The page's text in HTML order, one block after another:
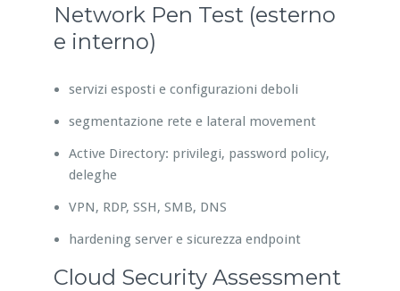
Network Pen Test (esterno
e interno)
servizi esposti e configurazioni deboli
segmentazione rete e lateral movement
Active Directory: privilegi, password policy,
deleghe
VPN, RDP, SSH, SMB, DNS
hardening server e sicurezza endpoint
Cloud Security Assessment